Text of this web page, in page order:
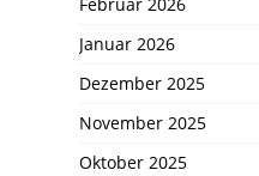
Januar 2026
Dezember 2025
November 2025
Oktober 2025